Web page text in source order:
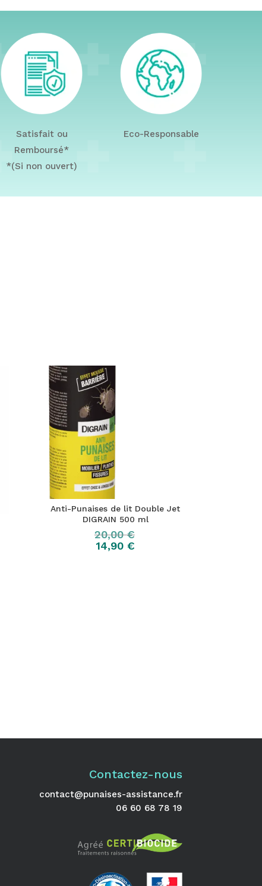
Satisfait ou
Remboursé*
*(Si non ouvert)
Eco-Responsable
Anti-Punaises de lit Double Jet
DIGRAIN 500 ml
20,00€
14,90€
Contactez-nous
contact@punaises-assistance.fr
06 60 68 78 19